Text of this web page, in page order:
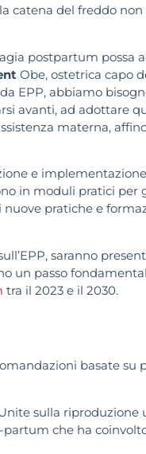
catena del freddo non
postpartum possa
Obe, ostetrica capo
EPP, abbiamo
avanti, ad adottare
materna,
e
in moduli pratici per
pratiche e
saranno
un passo
tra il 2023 e il 2030.
basate su
sulla riproduzione
che ha